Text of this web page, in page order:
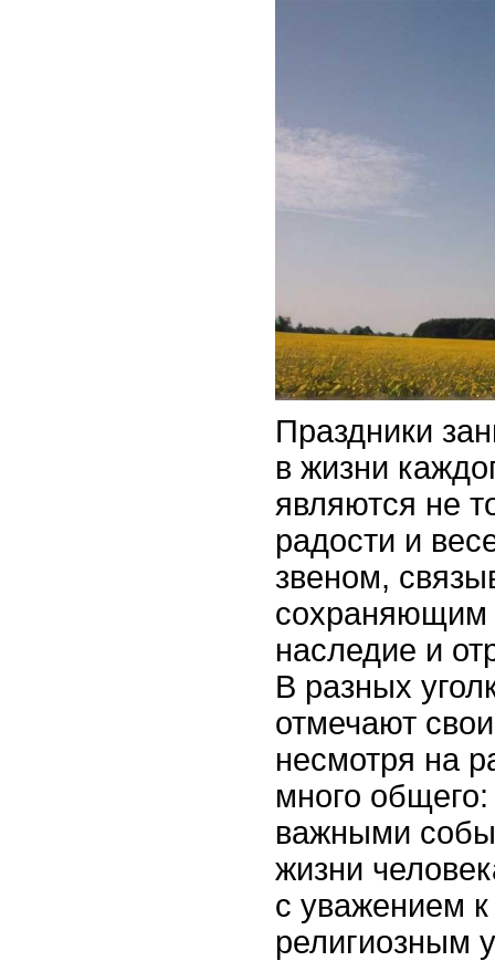
Праздники
в жизни
являются не
радости и
звеном,
сохраняющим
наследие и
В разных
отмечают
несмотря на
много
важными
жизни
с уважением
религиозным